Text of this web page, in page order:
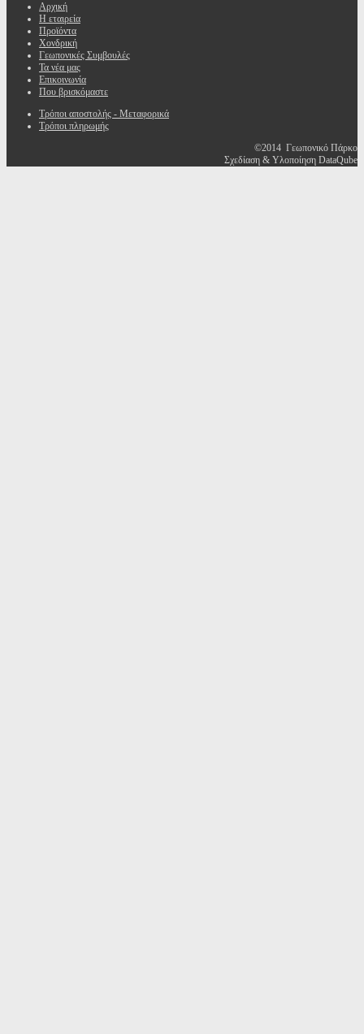
Αρχική
Η εταιρεία
Προϊόντα
Χονδρική
Γεωπονικές Συμβουλές
Τα νέα μας
Επικοινωνία
Που βρισκόμαστε
Τρόποι αποστολής - Μεταφορικά
Τρόποι πληρωμής
©2014 Γεωπονικό Πάρκο
Σχεδίαση & Υλοποίηση DataQube